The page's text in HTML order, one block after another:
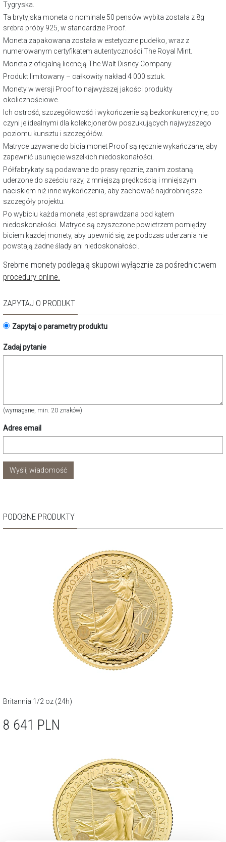
Tygryska.
Ta brytyjska moneta o nominale 50 pensów wybita została z 8g
srebra próby 925, w standardzie Proof.
Moneta zapakowana została w estetyczne pudełko, wraz z
numerowanym certyfikatem autentyczności The Royal Mint.
Moneta z oficjalną licencją The Walt Disney Company.
Produkt limitowany – całkowity nakład 4 000 sztuk.
Monety w wersji Proof to najwyższej jakości produkty
okolicznościowe.
Ich ostrość, szczegółowość i wykończenie są bezkonkurencyjne, co
czyni je idealnymi dla kolekcjonerów poszukujących najwyższego
poziomu kunsztu i szczegółów.
Matryce używane do bicia monet Proof są ręcznie wykańczane, aby
zapewnić usunięcie wszelkich niedoskonałości.
Półfabrykaty są podawane do prasy ręcznie, zanim zostaną
uderzone do sześciu razy, z mniejszą prędkością i mniejszym
naciskiem niż inne wykończenia, aby zachować najdrobniejsze
szczegóły projektu.
Po wybiciu każda moneta jest sprawdzana pod kątem
niedoskonałości. Matryce są czyszczone powietrzem pomiędzy
biciem każdej monety, aby upewnić się, że podczas uderzania nie
powstają żadne ślady ani niedoskonałości.
Srebrne monety podlegają skupowi wyłącznie za pośrednictwem
procedury online.
ZAPYTAJ O PRODUKT
Zapytaj o parametry produktu
Zadaj pytanie
(wymagane, min. 20 znaków)
Adres email
Wyślij wiadomość
PODOBNE PRODUKTY
Britannia 1/2 oz (24h)
8 641 PLN